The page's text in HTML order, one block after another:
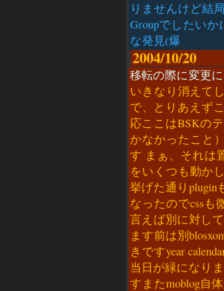
りませんけど結
Groupでしたい
な発見(爆
2004/10/20
移転の際に変更
いきなり消えて
で、とりあえず
応ここはBSKの
かなかったこと
す まぁ、それは
をいくつも動か
挙げた通りplugin
なったのでcssも
言えば別に対し
ます前は別
きですyear
当日が緑になり
すまたmoblog自